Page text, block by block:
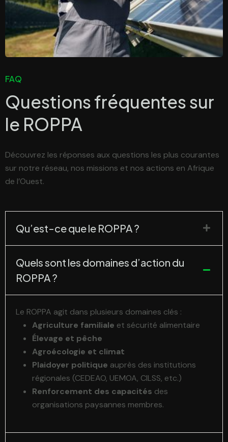
FAQ
Questions fréquentes sur
le ROPPA
Découvrez les réponses aux questions les plus courantes
sur notre réseau, nos missions et nos actions en Afrique
de l’Ouest.
Qu’est-ce que le ROPPA ?
Quels sont les domaines d’action du
ROPPA ?
Le ROPPA agit dans plusieurs domaines clés :
Agriculture familiale et sécurité alimentaire
Élevage et pêche
Agroécologie et climat
Plaidoyer politique auprès des institutions
régionales (CEDEAO, UEMOA, CILSS, etc.)
Renforcement des capacités des
organisations paysannes membres.